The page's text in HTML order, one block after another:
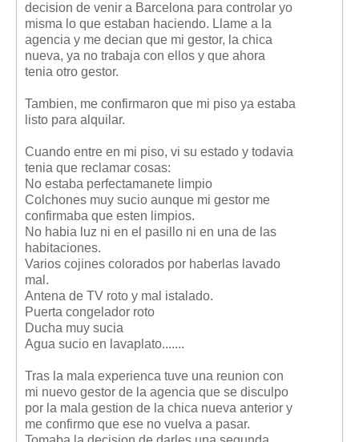
decision de venir a Barcelona para controlar yo
misma lo que estaban haciendo. Llame a la
agencia y me decian que mi gestor, la chica
nueva, ya no trabaja con ellos y que ahora
tenia otro gestor.
Tambien, me confirmaron que mi piso ya estaba
listo para alquilar.
Cuando entre en mi piso, vi su estado y todavia
tenia que reclamar cosas:
No estaba perfectamanete limpio
Colchones muy sucio aunque mi gestor me
confirmaba que esten limpios.
No habia luz ni en el pasillo ni en una de las
habitaciones.
Varios cojines colorados por haberlas lavado
mal.
Antena de TV roto y mal istalado.
Puerta congelador roto
Ducha muy sucia
Agua sucio en lavaplato.......
Tras la mala experienca tuve una reunion con
mi nuevo gestor de la agencia que se disculpo
por la mala gestion de la chica nueva anterior y
me confirmo que ese no vuelva a pasar.